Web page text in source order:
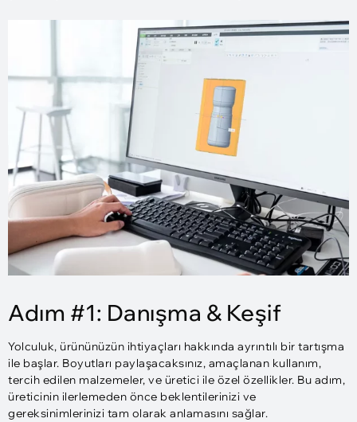
Adım #1: Danışma & Keşif
Yolculuk, ürününüzün ihtiyaçları hakkında ayrıntılı bir tartışma
ile başlar. Boyutları paylaşacaksınız, amaçlanan kullanım,
tercih edilen malzemeler, ve üretici ile özel özellikler. Bu adım,
üreticinin ilerlemeden önce beklentilerinizi ve
gereksinimlerinizi tam olarak anlamasını sağlar.